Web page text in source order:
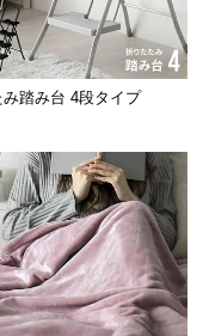
踏み台 4段タイプ